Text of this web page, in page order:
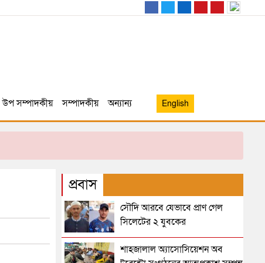
উপ সম্পাদকীয় সম্পাদকীয় অন্যান্য English
প্রবাস
সৌদি আরবে যেভাবে প্রাণ গেল
সিলেটের ২ যুবকের
শাহজালাল অ্যাসোসিয়েশন অব